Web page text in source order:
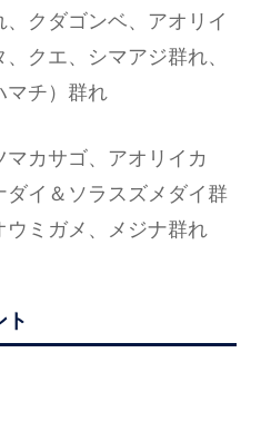
クダゴンベ、アオリイ
クエ、シマアジ群れ、
マチ）群れ
カサゴ、アオリイカ
ダイ＆ソラスズメダイ群
ミガメ、メジナ群れ